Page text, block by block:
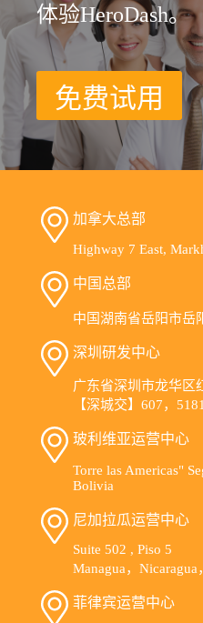
体验HeroDash。
免费试用
加拿大总部
Highway 7 East,
中国总部
中国湖南省岳阳市岳
深圳研发中心
广东省深圳市龙华区
【深城交】607，
玻利维亚运营中心
Torre las Americas"
Bolivia
尼加拉瓜运营中心
Suite 502 , Piso 5
Managua，Nicaragua
菲律宾运营中心